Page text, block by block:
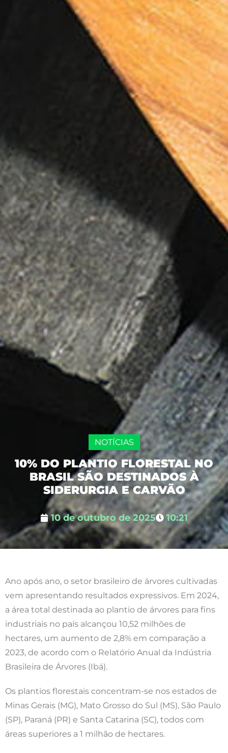
NOTÍCIAS
10% DO PLANTIO FLORESTAL NO
BRASIL SÃO DESTINADOS À
SIDERURGIA E CARVÃO
10 de outubro de 2025 10:21
Ano após ano, o setor brasileiro de árvores cultivadas
vem apresentando resultados expressivos. Em 2024,
a área total destinada ao plantio de árvores para fins
industriais no país alcançou 10,52 milhões de
hectares, um aumento de 2,8% em comparação a
2023, de acordo com o Relatório Anual da Indústria
Brasileira de Árvores (Ibá).
Os plantios florestais concentram-se nos estados de
Minas Gerais (MG), Mato Grosso do Sul (MS), São Paulo
(SP), Paraná (PR) e Santa Catarina (SC), todos com
áreas superiores a 1 milhão de hectares.